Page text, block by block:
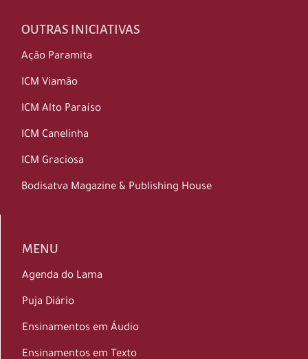
OUTRAS INICIATIVAS
Ação Paramita
ICM Viamão
ICM Alto Paraíso
ICM Canelinha
ICM Graciosa
Bodisatva Magazine & Publishing House
MENU
Agenda do Lama
Puja Diário
Ensinamentos em Áudio
Ensinamentos em Texto